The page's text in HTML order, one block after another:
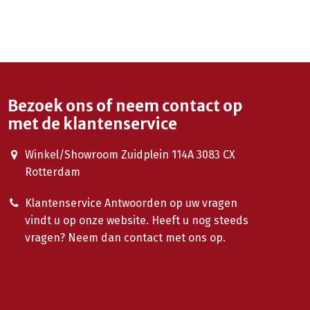
Bezoek ons of neem contact op
met de klantenservice
Winkel/Showroom Zuidplein 114A 3083 CX
Rotterdam
Klantenservice Antwoorden op uw vragen
vindt u op onze website. Heeft u nog steeds
vragen? Neem dan contact met ons op.